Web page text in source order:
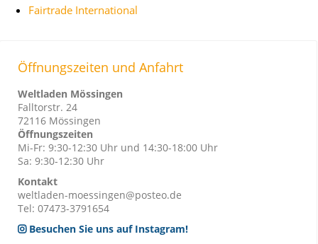
Fairtrade International
Öffnungszeiten und Anfahrt
Weltladen Mössingen
Falltorstr. 24
72116 Mössingen
Öffnungszeiten
Mi-Fr: 9:30-12:30 Uhr und 14:30-18:00 Uhr
Sa: 9:30-12:30 Uhr
Kontakt
weltladen-moessingen@posteo.de
Tel: 07473-3791654
Besuchen Sie uns auf Instagram!